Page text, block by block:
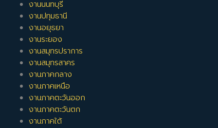
งานนนทบุรี
งานปทุมธานี
งานอยุธยา
งานระยอง
งานสมุทรปราการ
งานสมุทรสาคร
งานภาคกลาง
งานภาคเหนือ
งานภาคตะวันออก
งานภาคตะวันตก
งานภาคใต้